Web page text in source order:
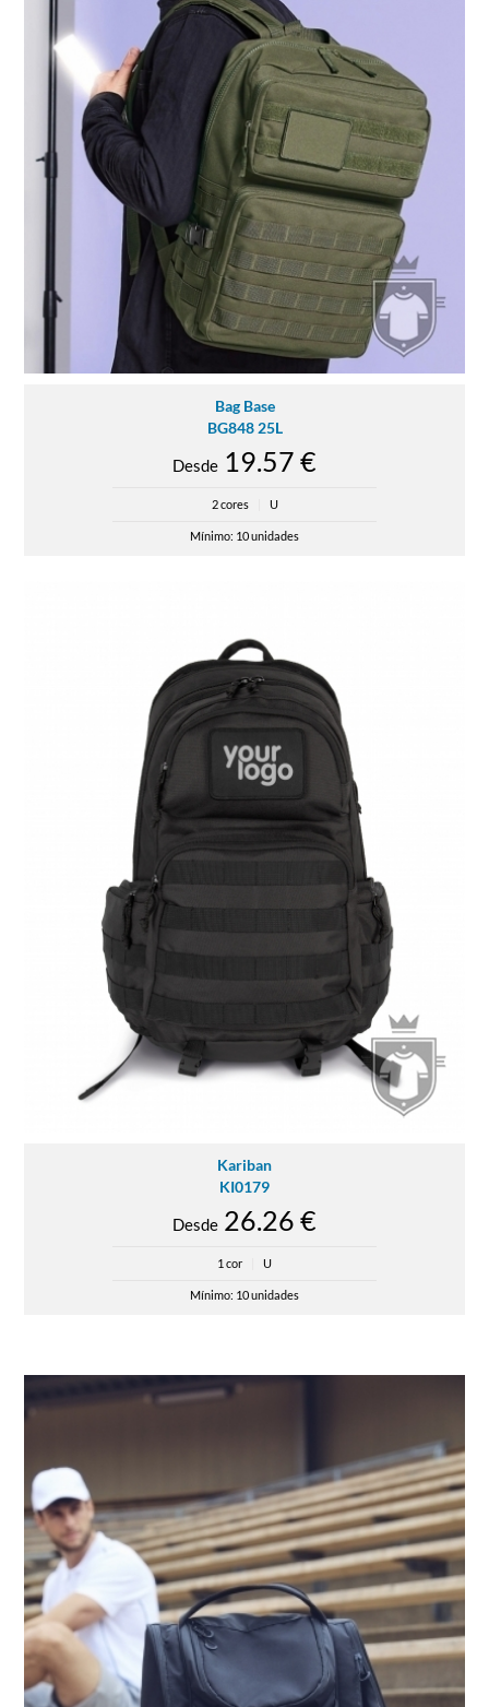
Bag Base
BG848 25L
Desde 19.57 €
2 cores U
Mínimo: 10 unidades
Kariban
KI0179
Desde 26.26 €
1 cor U
Mínimo: 10 unidades